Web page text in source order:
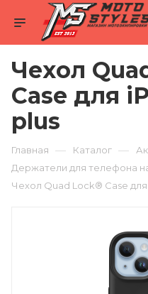
Чехол
Case для
plus
Главная — Каталог —
Держатели для телефона
Чехол Quad Lock® Case для